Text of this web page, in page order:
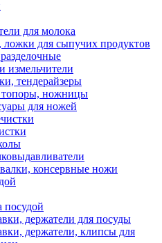
для молока
ложки для сыпучих продуктов
измельчители
тендерайзеры
ножницы
для ножей
консервные ножи
посудой
держатели для посуды
держатели, клипсы для